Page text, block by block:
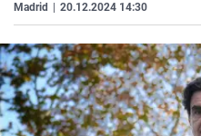
Madrid 20.12.2024 14:30